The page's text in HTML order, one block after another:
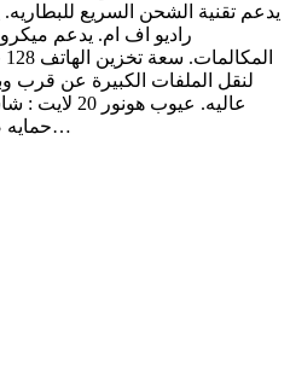
راديو اف ام. يدعم
عاليه. عيوب
حمايه ضد الخدش. الهاتف لاياتى…